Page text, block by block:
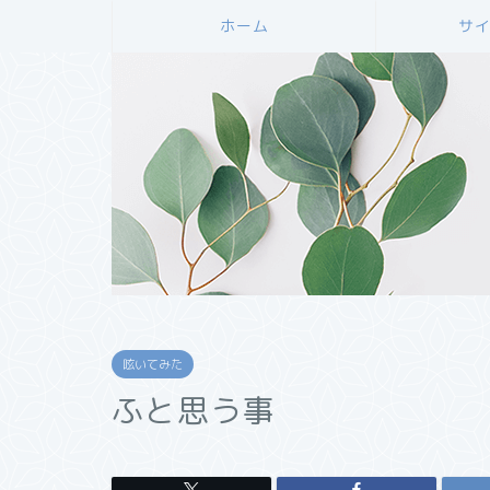
ホーム サ
呟いてみた
ふと思う事